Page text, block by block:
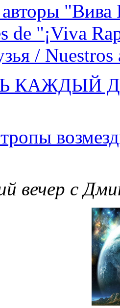
"Вива
de "¡Viva
/ Nuestros
КАЖДЫЙ
вечер с